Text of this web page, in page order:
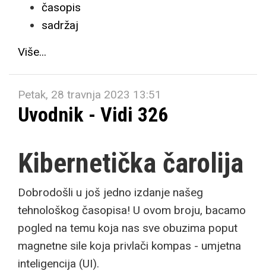
časopis
sadržaj
Više...
Petak, 28 travnja 2023 13:51
Uvodnik - Vidi 326
Kibernetička čarolija
Dobrodošli u još jedno izdanje našeg
tehnološkog časopisa! U ovom broju, bacamo
pogled na temu koja nas sve obuzima poput
magnetne sile koja privlači kompas - umjetna
inteligencija (UI).